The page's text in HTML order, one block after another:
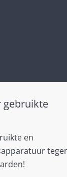
gebruikte
en